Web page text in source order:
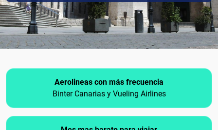
Aerolineas con más frecuencia
Binter Canarias y Vueling Airlines